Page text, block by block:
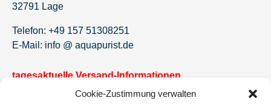
Cookie-Zustimmung verwalten
32791 Lage
Telefon: +49 157 51308251
E-Mail: info @ aquapurist.de
tagesaktuelle Versand-Informationen